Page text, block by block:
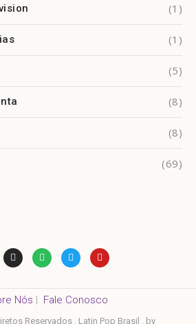
(1)
(1)
(5)
(8)
(8)
(69)
Nós | Fale Conosco
Reservados . Latin Pop Brasil . by